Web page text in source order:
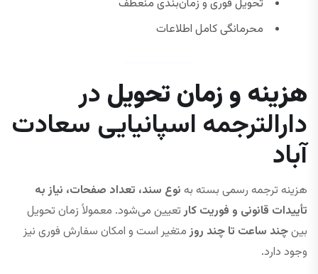
تحویل فوری و زمان‌بندی منعطف
محرمانگی کامل اطلاعات
هزینه و زمان تحویلدر
دارالترجمه اسپانیایی سعادت
آباد
هزینه ترجمه رسمی بسته به نوع سند، تعداد صفحات، نیاز به
تأییدات قانونی و فوریت کارتعیین می‌شود. معمولاً زمان تحویل
بینچند ساعت تا چند روزمتغیر است و امکان سفارش فوری نیز
وجود دارد.